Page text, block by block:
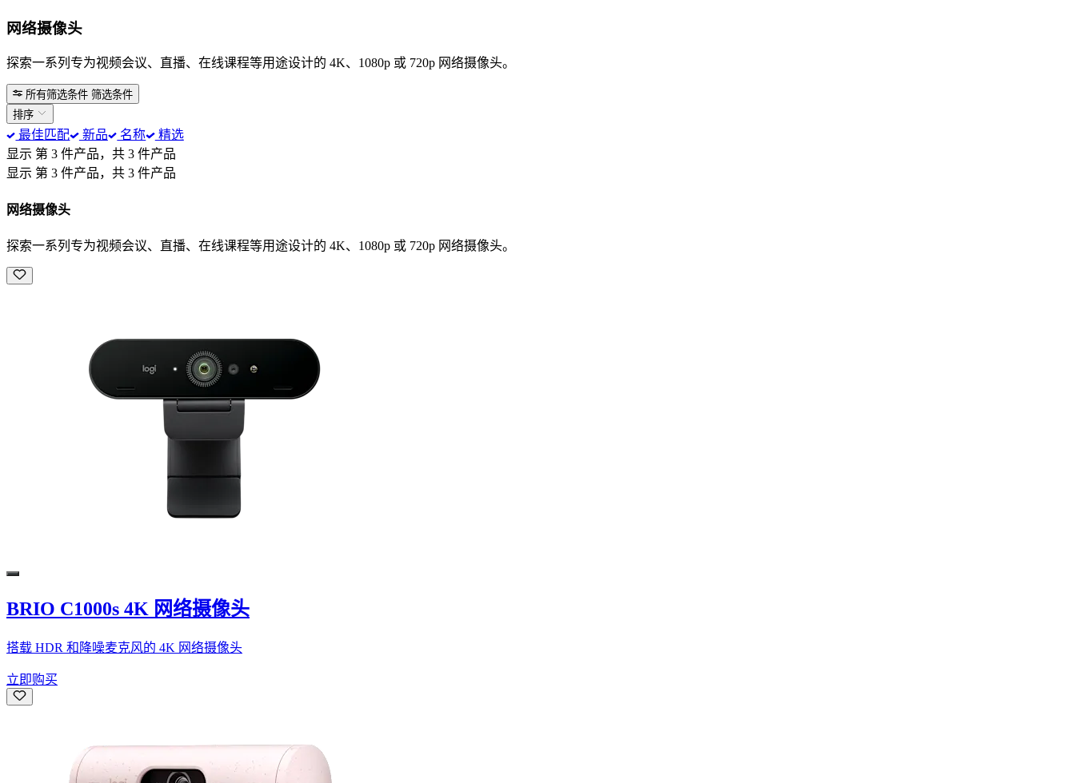
网络摄像头
探索一系列专为视频会议、直播、在线课程等用途设计的 4K、1080p 或 720p 网络摄像头。
所有筛选条件 筛选条件
排序
最佳匹配 新品 名称
精选
显示 第 3 件产品，共 3 件产品
显示 第 3 件产品，共 3 件产品
网络摄像头
探索一系列专为视频会议、直播、在线课程等用途设计的 4K、1080p 或 720p 网络摄像头。
BRIO C1000s 4K 网络摄像头
搭载 HDR 和降噪麦克风的 4K 网络摄像头
立即购买